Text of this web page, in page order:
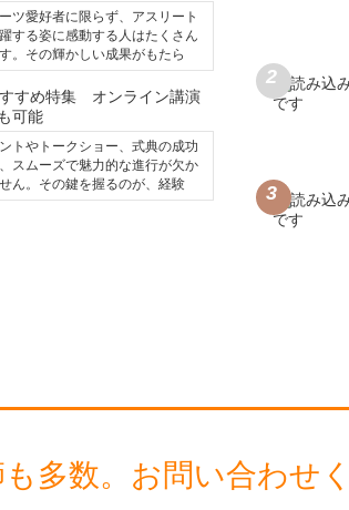
ツ愛好者に限らず、アスリート
する姿に感動する人はたくさん
。その輝かしい成果がもたら
トやトークショー、式典の成功
スムーズで魅力的な進行が欠か
ん。その鍵を握るのが、経験
多数。 お問い合わせ